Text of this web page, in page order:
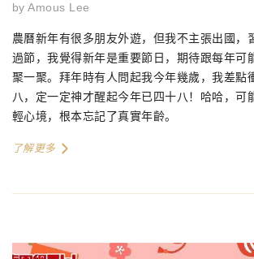
by Amous Lee
農曆新年有很多朋友外遊，但我不主張出國，
過節，我覺得新年是重要節日，期待跟每年可
聚一聚。拜年時有人問起我今年幾歲，我差點
八，定一定神才醒起今年已四十八！哈哈，可
輕心境，根本忘記了真實年齡。
了解更多